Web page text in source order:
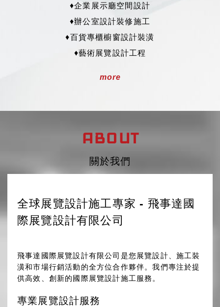
♦企業展示廳空間設計
♦辦公室設計裝修施工
♦百貨專櫃櫥窗設計裝潢
♦藝術展覽設計工程
more
關於我們
全球展覽設計施工專家 - 飛事達國
際展覽設計有限公司
飛事達國際展覽設計有限公司是您 展覽設計 、施工裝
潢和市場行銷活動的全方位合作夥伴。我們專注於提
供高效、創新的國際展覽設計施工服務 。
專業展覽設計服務